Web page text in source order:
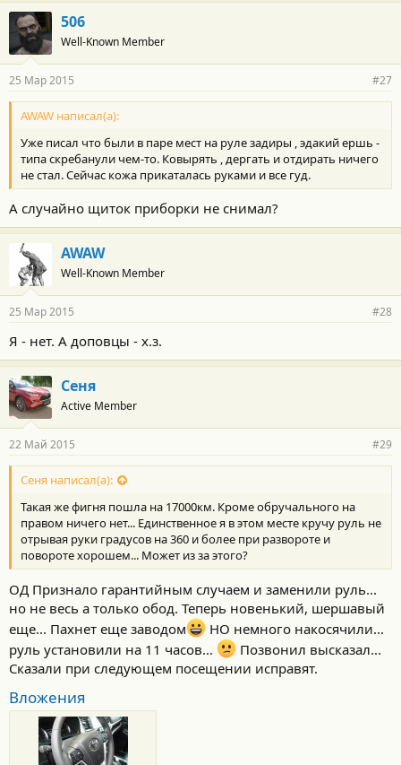
506
Well-Known Member
25 Мар 2015 #27
AWAW написал(а):
Уже писал что были в паре мест на руле задиры , эдакий ершь -
типа скребанули чем-то. Ковырять , дергать и отдирать ничего
не стал. Сейчас кожа прикаталась руками и все гуд.
А случайно щиток приборки не снимал?
AWAW
Well-Known Member
25 Мар 2015 #28
Я - нет. А доповцы - х.з.
Сеня
Active Member
22 Май 2015 #29
Сеня написал(а):
Такая же фигня пошла на 17000км. Кроме обручального на
правом ничего нет... Единственное я в этом месте кручу руль не
отрывая руки градусов на 360 и более при развороте и
повороте хорошем... Может из за этого?
ОД Признало гарантийным случаем и заменили руль...
но не весь а только обод. Теперь новенький, шершавый
еще... Пахнет еще заводом
НО немного накосячили...
руль установили на 11 часов...
Позвонил высказал...
Сказали при следующем посещении исправят.
Вложения